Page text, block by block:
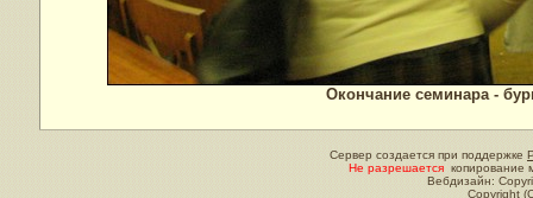
Окончание семинара -
Сервер создается при поддержке
Не разрешается копирование
Вебдизайн:
Copyright